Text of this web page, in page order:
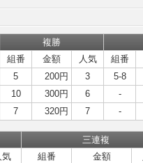
複勝
組番 金額 人気 組番
5 200円 3 5-8
10 300円 6 -
7 320円 7 -
三連複
気 組番 金額